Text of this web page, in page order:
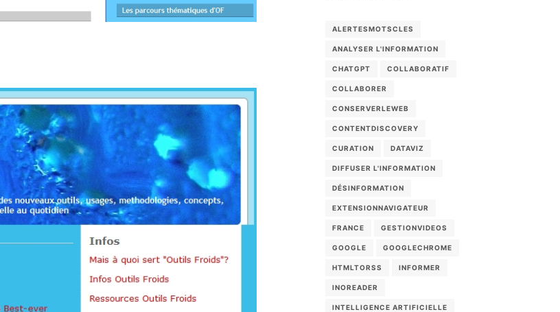
ALERTESMOTSCLES
ANALYSER L'INFORMATION
CHATGPT COLLABORATIF
COLLABORER
CONSERVERLEWEB
CONTENTDISCOVERY
CURATION DATAVIZ
DIFFUSER L'INFORMATION
DÉSINFORMATION
EXTENSIONNAVIGATEUR
FRANCE GESTIONVIDEOS
GOOGLE GOOGLECHROME
HTMLTORSS INFORMER
INOREADER
INTELLIGENCE ARTIFICIELLE